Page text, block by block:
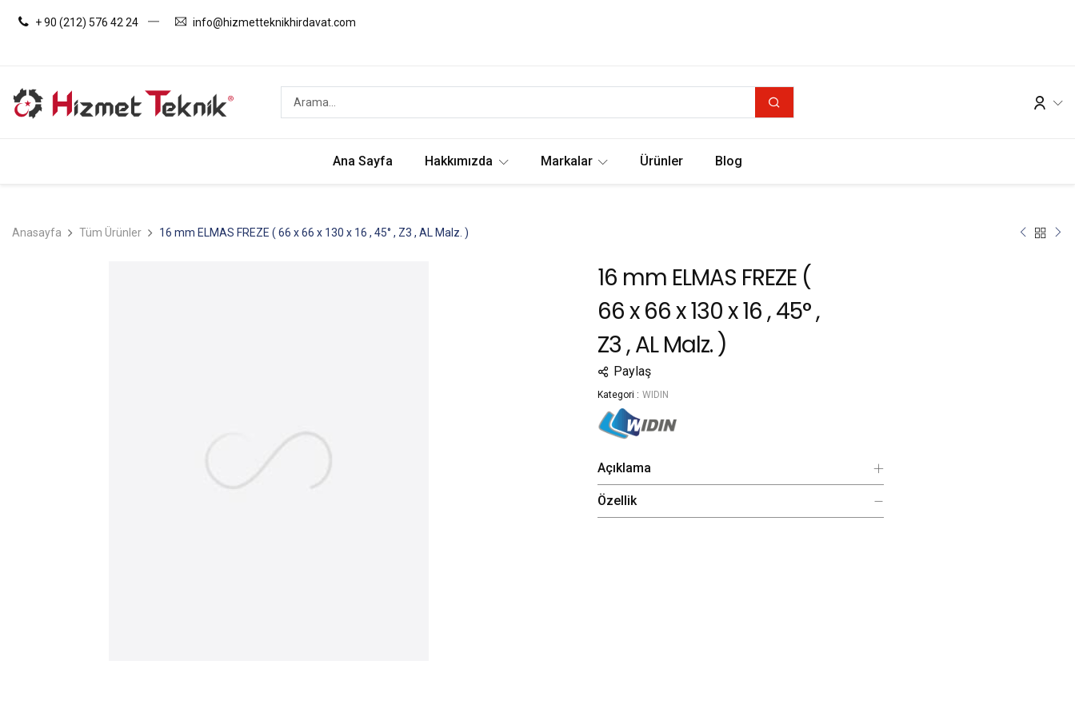
+ 90 (212) 576 42 24 info@hizmetteknikhirdavat.com
Ana Sayfa Hakkımızda Markalar Ürünler Blog
Anasayfa Tüm Ürünler 16 mm ELMAS FREZE ( 66 x 66 x 130 x 16 , 45° , Z3 , AL Malz. )
16 mm ELMAS FREZE (
66 x 66 x 130 x 16 , 45° ,
Z3 , AL Malz. )
Paylaş
Kategori : WIDIN
Açıklama
Özellik